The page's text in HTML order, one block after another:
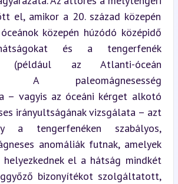
el, amikor a 20. század közepén
közepén húzódó középidő
és a tengerfenék
(például az Atlanti-óceán
A paleomágnesesség
– vagyis az óceáni kérget alkotó
irányultságának vizsgálata – azt
a tengerfenéken szabályos,
anomáliák futnak, amelyek
helyezkednek el a hátság mindkét
bizonyítékot szolgáltatott,